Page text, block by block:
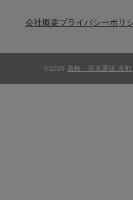
会社概要プライバシーポリ
©2026 着物・浴衣通販 京都